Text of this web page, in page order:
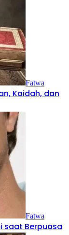
Fatwa
Kaidah, dan
Fatwa
saat Berpuasa